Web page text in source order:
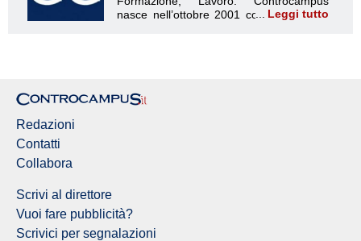
Leggi tutto
Redazioni
Contatti
Collabora
Scrivi al direttore
Vuoi fare pubblicità?
Scrivici per segnalazioni